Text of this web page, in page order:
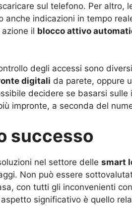
sul telefono. Per altro,
indicazioni in tempo
il blocco attivo
degli accessi sono
digitali da parete, oppure
decidere se basarsi sulle
impronte, a seconda del
successo
nel settore delle smart
Non può essere
con tutti gli inconvenienti
significativo è quello